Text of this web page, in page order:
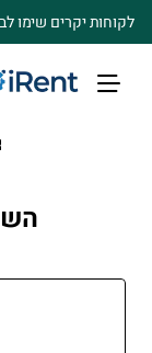
לקוחות יקרים שימו לב!